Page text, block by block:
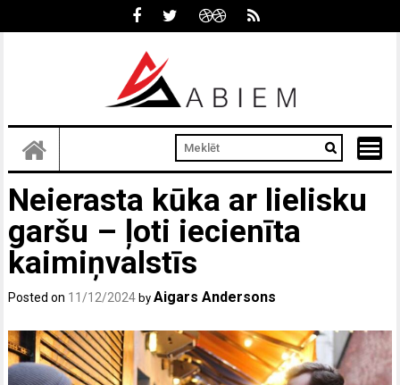
Neierasta kūka ar lielisku
garšu – ļoti iecienīta
kaimiņvalstīs
Posted on 11/12/2024 byAigars Andersons